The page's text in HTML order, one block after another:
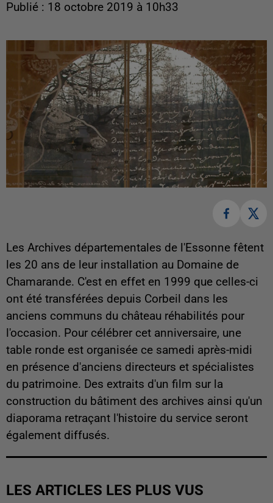
Publié : 18 octobre 2019 à 10h33
Les Archives départementales de l'Essonne fêtent
les 20 ans de leur installation au Domaine de
Chamarande. C'est en effet en 1999 que celles-ci
ont été transférées depuis Corbeil dans les
anciens communs du château réhabilités pour
l'occasion. Pour célébrer cet anniversaire, une
table ronde est organisée ce samedi après-midi
en présence d'anciens directeurs et spécialistes
du patrimoine. Des extraits d'un film sur la
construction du bâtiment des archives ainsi qu'un
diaporama retraçant l'histoire du service seront
également diffusés.
LES ARTICLES LES PLUS VUS